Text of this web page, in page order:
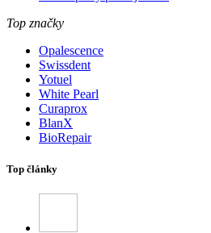
Top značky
Opalescence
Swissdent
Yotuel
White Pearl
Curaprox
BlanX
BioRepair
Top články